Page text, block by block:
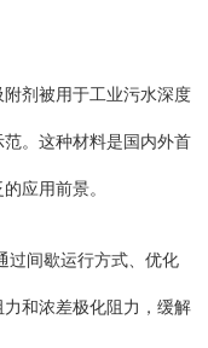
剂被用于工业污水深度
。这种材料是国内外首
应用前景。
过间歇运行方式、优化
和浓差极化阻力，缓解